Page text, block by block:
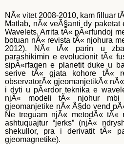
NÃ« vitet 2008-2010, kam filluar
Matlab, nÃ« veÃ§anti dy
Wavelets. Arrita tÃ« pÃ«rfundoj
botuan nÃ« revista tÃ« njohura
2012). NÃ« tÃ« parin u
parashikimin e evolucionit tÃ«
sipÃ«rfaqen e planetit duke u
serive tÃ« gjata kohore tÃ«
observatorÃ« gjeomanjetikÃ«
i dyti u pÃ«rdor teknika e
njÃ« modeli tÃ« njohur mbi
gjeomanjetike nÃ« Ã§do vend
Ne treguam njÃ« metodÃ« tÃ«
ashtuquajtur “jerks” (njÃ«
shekullor, pra i derivatit tÃ«
gjeomagnetike).